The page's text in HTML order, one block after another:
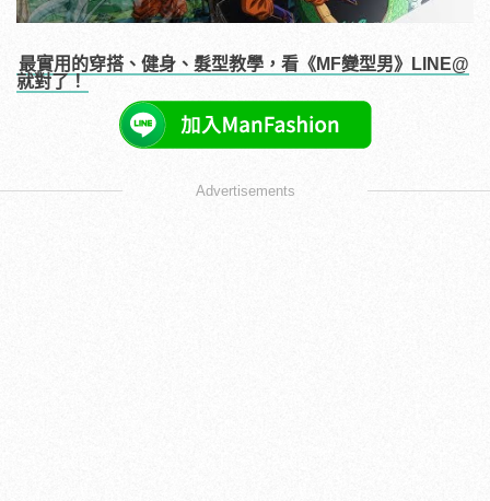
最實用的穿搭、健身、髮型教學，看《MF變型男》LINE@
就對了！
Advertisements